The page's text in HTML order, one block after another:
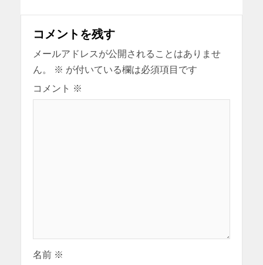
コメントを残す
メールアドレスが公開されることはありませ
ん。
※ が付いている欄は必須項目です
コメント ※
名前 ※